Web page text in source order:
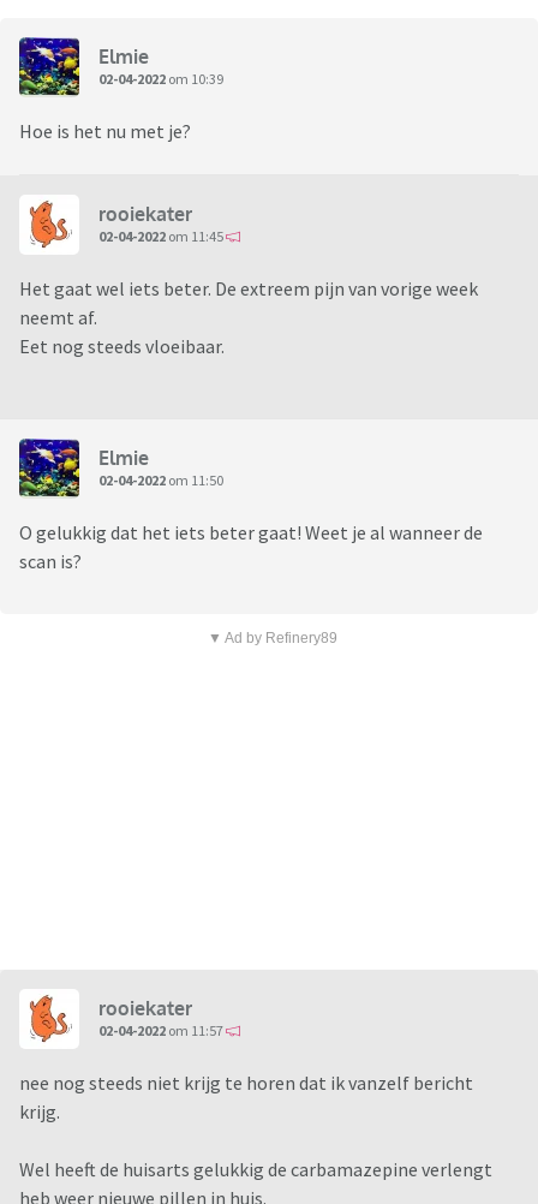
Elmie
02-04-2022 om 10:39
Hoe is het nu met je?
rooiekater
02-04-2022 om 11:45
Het gaat wel iets beter. De extreem pijn van vorige week
neemt af.
Eet nog steeds vloeibaar.
Elmie
02-04-2022 om 11:50
O gelukkig dat het iets beter gaat! Weet je al wanneer de
scan is?
▼ Ad by Refinery89
rooiekater
02-04-2022 om 11:57
nee nog steeds niet krijg te horen dat ik vanzelf bericht
krijg.
Wel heeft de huisarts gelukkig de carbamazepine verlengt
heb weer nieuwe pillen in huis.